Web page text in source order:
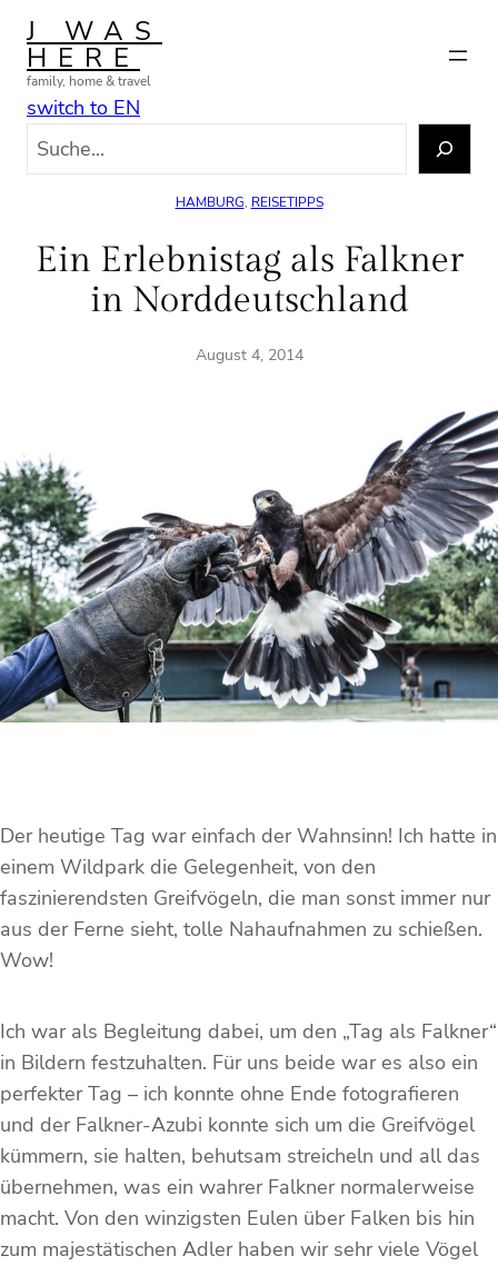
Zum
Inhalt
springen
J WAS
HERE
family, home & travel
switch to EN
HAMBURG, REISETIPPS
Ein Erlebnistag als Falkner
in Norddeutschland
August 4, 2014
Der heutige Tag war einfach der Wahnsinn! Ich hatte in
einem Wildpark die Gelegenheit, von den
faszinierendsten Greifvögeln, die man sonst immer nur
aus der Ferne sieht, tolle Nahaufnahmen zu schießen.
Wow!
Ich war als Begleitung dabei, um den „Tag als Falkner“
in Bildern festzuhalten. Für uns beide war es also ein
perfekter Tag – ich konnte ohne Ende fotografieren
und der Falkner-Azubi konnte sich um die Greifvögel
kümmern, sie halten, behutsam streicheln und all das
übernehmen, was ein wahrer Falkner normalerweise
macht. Von den winzigsten Eulen über Falken bis hin
zum majestätischen Adler haben wir sehr viele Vögel